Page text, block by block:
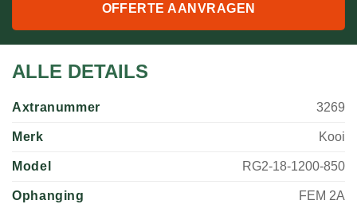
OFFERTE AANVRAGEN
ALLE DETAILS
Axtranummer 3269
Merk Kooi
Model RG2-18-1200-850
Ophanging FEM 2A